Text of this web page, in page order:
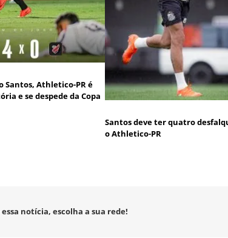
Santos, Athletico-PR é
e se despede da Copa
Santos deve ter quatro
o Athletico-PR
notícia, escolha a sua rede!